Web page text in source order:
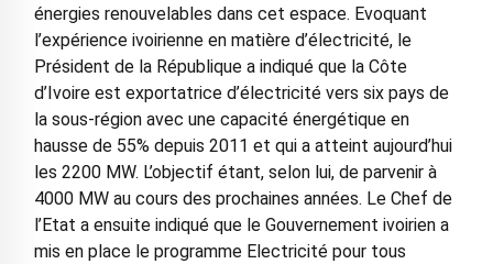
énergies renouvelables dans cet espace. Evoquant
l’expérience ivoirienne en matière d’électricité, le
Président de la République a indiqué que la Côte
d’Ivoire est exportatrice d’électricité vers six pays de
la sous-région avec une capacité énergétique en
hausse de 55% depuis 2011 et qui a atteint aujourd’hui
les 2200 MW. L’objectif étant, selon lui, de parvenir à
4000 MW au cours des prochaines années. Le Chef de
l’Etat a ensuite indiqué que le Gouvernement ivoirien a
mis en place le programme Electricité pour tous